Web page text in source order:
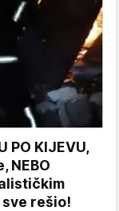
PO KIJEVU,
NEBO
rešio!